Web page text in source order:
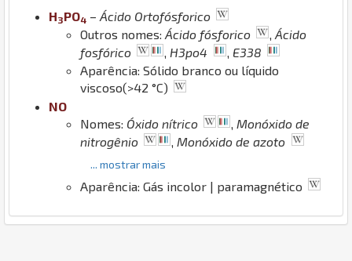
H3PO4 – Ácido Ortofósforico
Outros nomes: Ácido fósforico ,Ácido
fosfórico
, H3po4 , E338
Aparência: Sólido branco ou líquido
viscoso(>42 °C)
NO
Nomes: Óxido nítrico
Monóxido de
nitrogênio
Monóxido de azoto
... mostrar mais
Aparência: Gás incolor | paramagnético